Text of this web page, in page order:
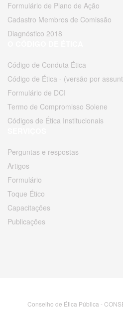
Formulário de Plano de Ação
Cadastro Membros de Comissão
Diagnóstico 2018
Código de Conduta Ética
Código de Ética - (versão por
Formulário de DCI
Termo de Compromisso Solene
Códigos de Ética Institucionais
Perguntas e respostas
Artigos
Formulário
Toque Ético
Capacitações
Publicações
Conselho de Ética Pública -